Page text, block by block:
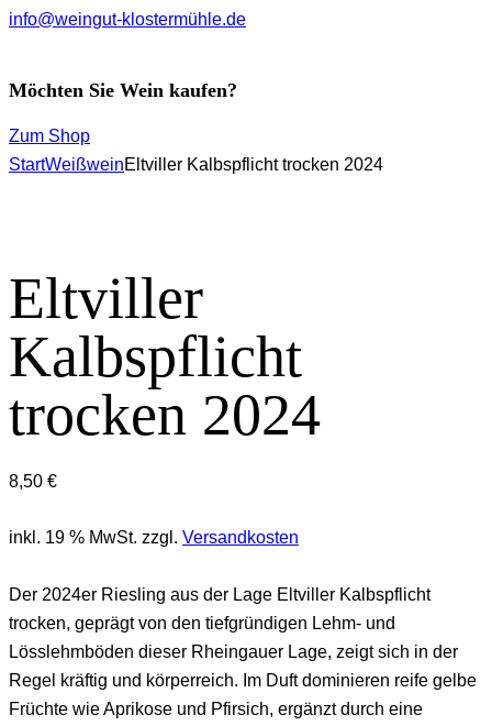
info@weingut-klostermühle.de
Möchten Sie Wein kaufen?
Zum Shop
StartWeißweinEltviller Kalbspflicht trocken 2024
Eltviller
Kalbspflicht
trocken 2024
8,50 €
inkl. 19 % MwSt. zzgl. Versandkosten
Der 2024er Riesling aus der Lage Eltviller Kalbspflicht
trocken, geprägt von den tiefgründigen Lehm- und
Lösslehmböden dieser Rheingauer Lage, zeigt sich in der
Regel kräftig und körperreich. Im Duft dominieren reife gelbe
Früchte wie Aprikose und Pfirsich, ergänzt durch eine